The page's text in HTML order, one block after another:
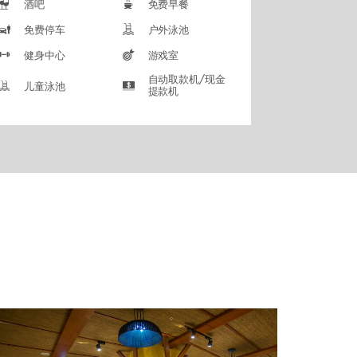
酒吧 免费早餐
免费停车 户外泳池
健身中心 游戏室
儿童泳池
自动取款机/现金
提款机